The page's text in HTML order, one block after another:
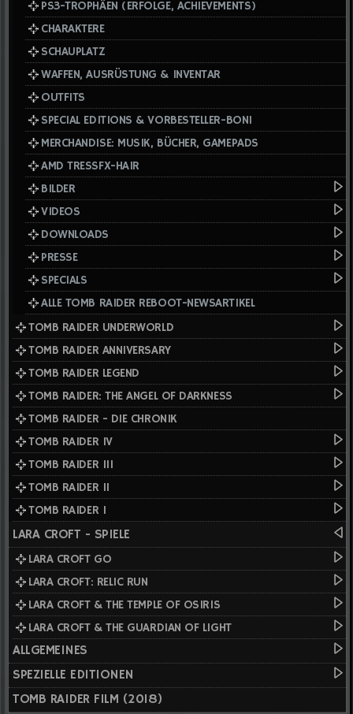
PS3-TROPHÄEN (ERFOLGE, ACHIEVEMENTS)
CHARAKTERE
SCHAUPLATZ
WAFFEN, AUSRÜSTUNG & INVENTAR
OUTFITS
SPECIAL EDITIONS & VORBESTELLER-BONI
MERCHANDISE: MUSIK, BÜCHER, GAMEPADS
AMD TRESSFX-HAIR
BILDER
VIDEOS
DOWNLOADS
PRESSE
SPECIALS
ALLE TOMB RAIDER REBOOT-NEWSARTIKEL
TOMB RAIDER UNDERWORLD
TOMB RAIDER ANNIVERSARY
TOMB RAIDER LEGEND
TOMB RAIDER: THE ANGEL OF DARKNESS
TOMB RAIDER - DIE CHRONIK
TOMB RAIDER IV
TOMB RAIDER III
TOMB RAIDER II
TOMB RAIDER I
LARA CROFT - SPIELE
LARA CROFT GO
LARA CROFT: RELIC RUN
LARA CROFT & THE TEMPLE OF OSIRIS
LARA CROFT & THE GUARDIAN OF LIGHT
ALLGEMEINES
SPEZIELLE EDITIONEN
TOMB RAIDER FILM (2018)